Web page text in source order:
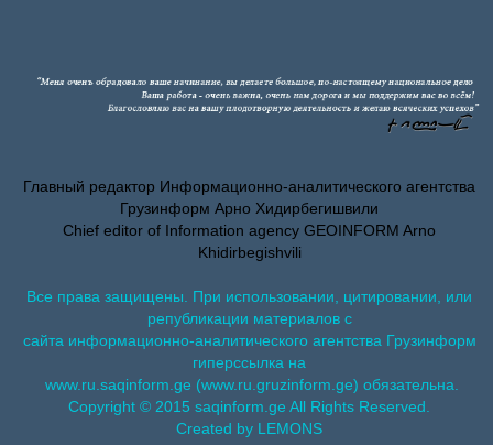
Главный редактор Информационно-аналитического агентства
Грузинформ Арно Хидирбегишвили
Chief editor of Information agency GEOINFORM Arno
Khidirbegishvili
Все права защищены. При использовании, цитировании, или
републикации материалов с
сайта информационно-аналитического агентства Грузинформ
гиперссылка на
www.ru.saqinform.ge (www.ru.gruzinform.ge) обязательна.
Copyright © 2015 saqinform.ge All Rights Reserved.
Created by LEMONS